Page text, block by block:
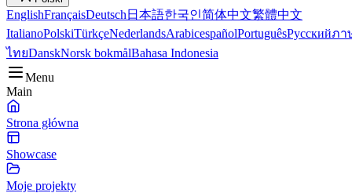
EnglishFrançaisDeutsch 日本語한국인简体中文繁體中文
ItalianoPolskiTürkçeNederlandsArabicespañolPortuguêsРусскийภา
ไทยDanskNorsk bokmålBahasa Indonesia
Menu
Main
Strona główna
Showcase
Moje projekty